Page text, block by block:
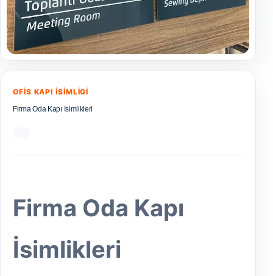
OFIS KAPI İSIMLIGI
Firma Oda Kapı İsimlikleri
Firma Oda Kapı
İsimlikleri